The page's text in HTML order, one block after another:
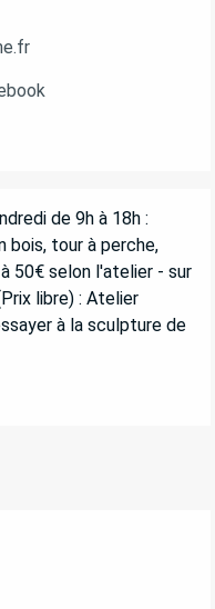
de 9h à 18h :
bois, tour à perche,
50€ selon l'atelier - sur
libre) : Atelier
à la sculpture de